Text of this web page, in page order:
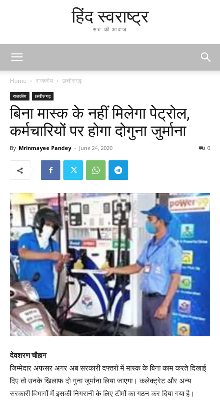
हिंद स्वराष्ट्र
सच की आवाज
Home राजकीय छत्तीसगढ़
राजकीय छत्तीसगढ़
बिना मास्क के नहीं मिलेगा पेट्रोल,
कर्मचारियों पर होगा दोगुना जुर्माना
By Mrinmayee Pandey - June 24, 2020 0
देवशरण चौहान
जिम्मेदार अफसर अगर अब सरकारी दफ्तरों में मास्क के बिना काम करते दिखाई
दिए तो उनके खिलाफ दो गुना जुर्माना लिया जाएगा। कलेक्ट्रेट और अन्य
सरकारी विभागों में इसकी निगरानी के लिए टीमों का गठन कर दिया गया है।